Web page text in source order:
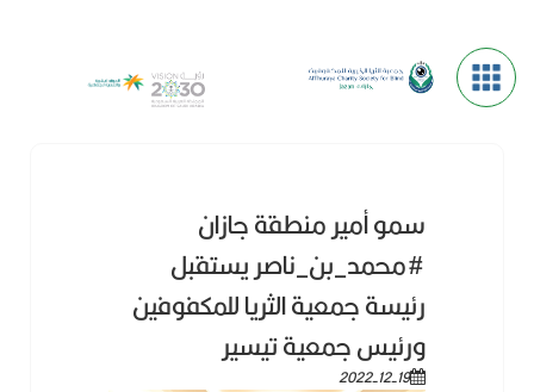
سمو أمير منطقة جازان
#محمد_بن_ناصر يستقبل
رئيسة جمعية الثريا للمكفوفين
ورئيس جمعية تيسير
2022-12-19